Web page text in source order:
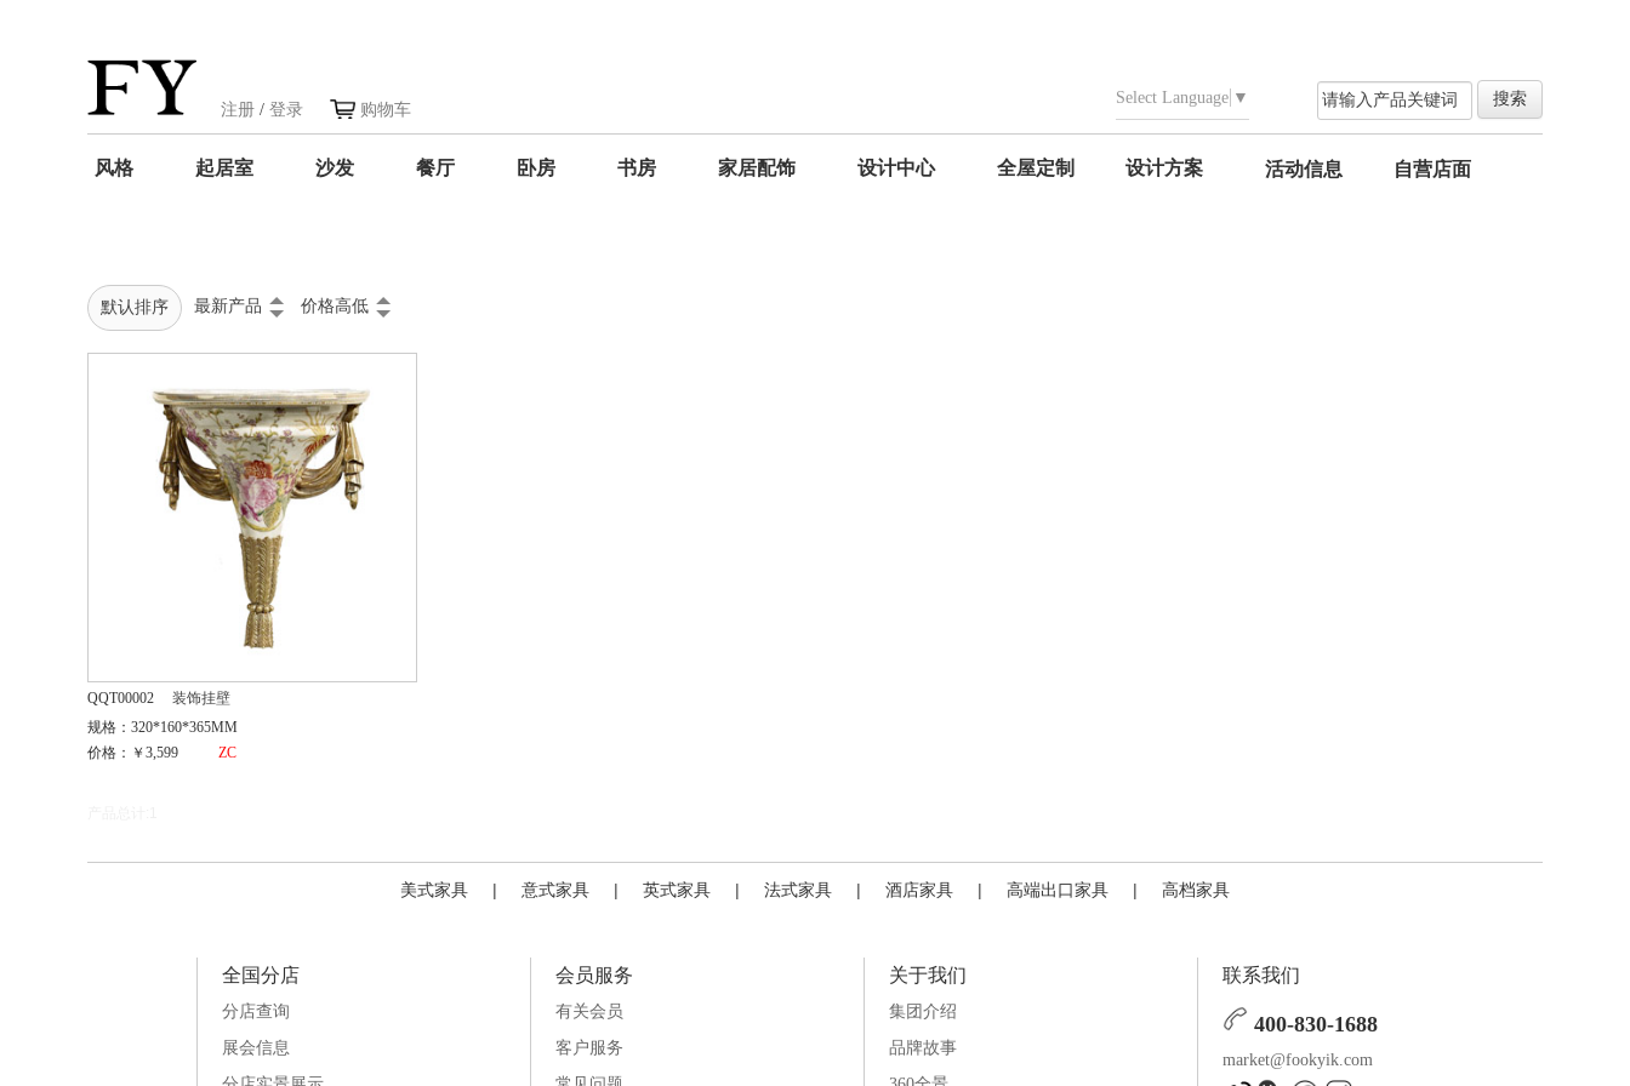
Select Language ▼
注册 / 登录 购物车
风格 起居室 沙发 餐厅 卧房 书房 家居配饰 设计中心 全屋定制 设计方案 活动信息 自营店面
默认排序 最新产品 价格高低
QQT00002
装饰挂壁
规格：320*160*365MM
价格：￥3,599
ZC
美式家具 | 意式家具 | 英式家具 | 法式家具 | 酒店家具 | 高端出口家具 | 高档家具
全国分店
分店查询
展会信息
会员服务
有关会员
客户服务
关于我们
集团介绍
品牌故事
联系我们
400-830-1688
market@fookyik.com